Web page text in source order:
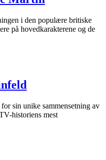
i den populære britiske
på hovedkarakterene og de
sin unike sammensetning av
historiens mest